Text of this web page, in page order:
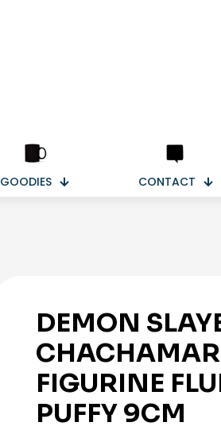
GOODIES CONTACT
DEMON
FIGURINE
PUFFY 9CM